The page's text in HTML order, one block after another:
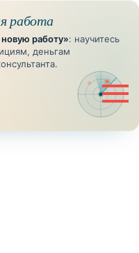
работа
работу»: научитесь
деньгам